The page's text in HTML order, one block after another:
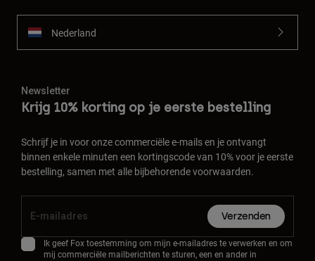
Nederland
Newsletter
Krijg 10% korting op je eerste bestelling
Schrijf je in voor onze commerciële e-mails en je ontvangt
binnen enkele minuten een kortingscode van 10% voor je eerste
bestelling, samen met alle bijbehorende voorwaarden.
Verzenden
Ik geef Fox toestemming om mijn e-mailadres te verwerken en om
mij commerciële mailberichten te sturen, een en ander in